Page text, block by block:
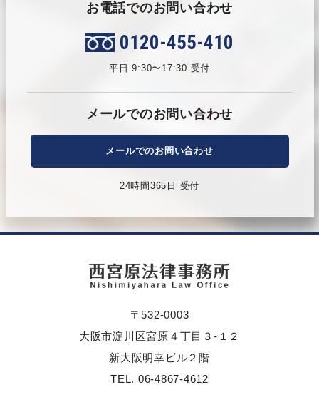
お電話でのお問い合わせ
0120-455-410
平日 9:30〜17:30 受付
メールでのお問い合わせ
メールでのお問い合わせ
24時間365日 受付
〒532-0003
大阪市淀川区宮原４丁目３-１２
新大阪明幸ビル２階
TEL. 06-4867-4612